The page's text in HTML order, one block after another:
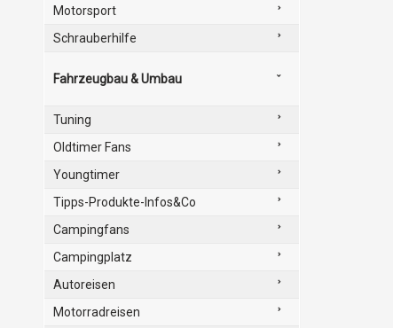
Motorsport
Schrauberhilfe
Fahrzeugbau & Umbau
Tuning
Oldtimer Fans
Youngtimer
Tipps-Produkte-Infos&Co
Campingfans
Campingplatz
Autoreisen
Motorradreisen